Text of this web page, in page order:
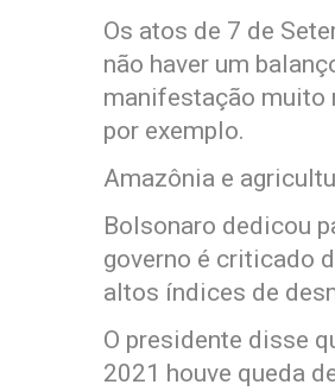
Os atos de 7 de
não haver um
manifestação muito
por exemplo.
Amazônia e
Bolsonaro dedicou
governo é criticado
altos índices de
O presidente disse
2021 houve queda